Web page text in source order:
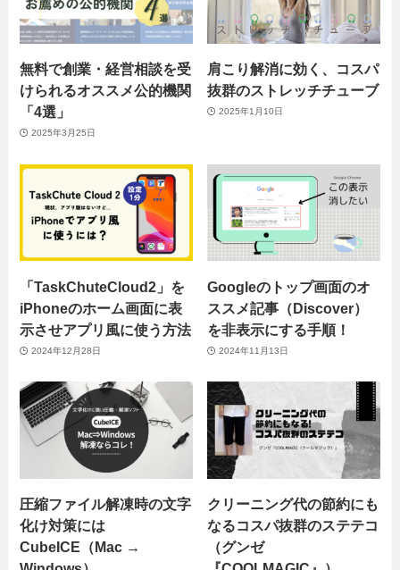
無料で創業・経営相談を受
けられるオススメ公的機関
「4選」
2025年3月25日
肩こり解消に効く、コスパ
抜群のストレッチチューブ
2025年1月10日
「TaskChuteCloud2」を
iPhoneのホーム画面に表
示させアプリ風に使う方法
2024年12月28日
Googleのトップ画面のオ
ススメ記事（Discover）
を非表示にする手順！
2024年11月13日
圧縮ファイル解凍時の文字
化け対策には
CubeICE（Mac →
クリーニング代の節約にも
なるコスパ抜群のステテコ
（グンゼ